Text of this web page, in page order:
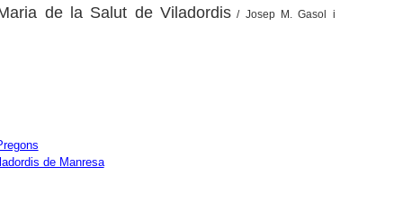
de la Salut de Viladordis/ Josep M. Gasol i
de Manresa